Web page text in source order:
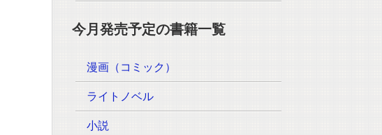
今月発売予定の書籍一覧
漫画（コミック）
ライトノベル
小説